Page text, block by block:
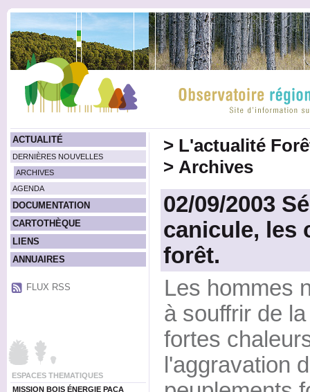
ACTUALITÉ
DERNIÈRES NOUVELLES
ARCHIVES
AGENDA
DOCUMENTATION
CARTOTHÈQUE
LIENS
ANNUAIRES
FLUX RSS
ESPACES THEMATIQUES
MISSION BOIS ÉNERGIE PACA
> L'actualité
> Archives
02/09/2003
canicule, les
forêt.
Les hommes
à souffrir de
fortes
l'aggravation